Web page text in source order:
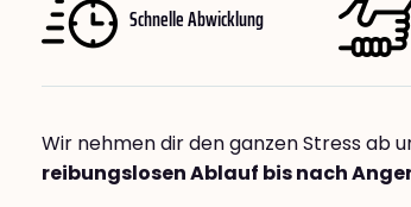
Schnelle Abwicklung
Wir nehmen dir den ganzen Stress ab
reibungslosen Ablauf bis nach